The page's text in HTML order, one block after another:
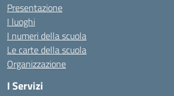
Presentazione
I luoghi
I numeri della scuola
Le carte della scuola
Organizzazione
I Servizi